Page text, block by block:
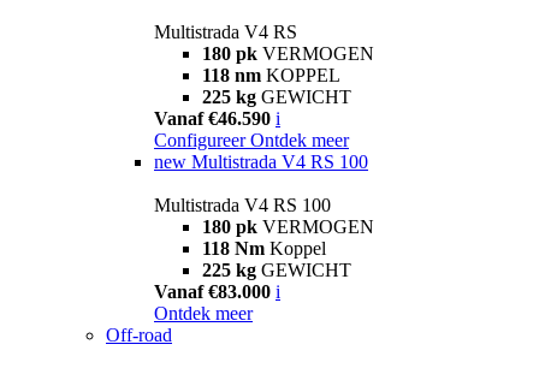
Multistrada V4 RS
180 pk VERMOGEN
118 nm KOPPEL
225 kg GEWICHT
Vanaf €46.590 i
Configureer Ontdek meer
new Multistrada V4 RS 100
Multistrada V4 RS 100
180 pk VERMOGEN
118 Nm Koppel
225 kg GEWICHT
Vanaf €83.000 i
Ontdek meer
Off-road